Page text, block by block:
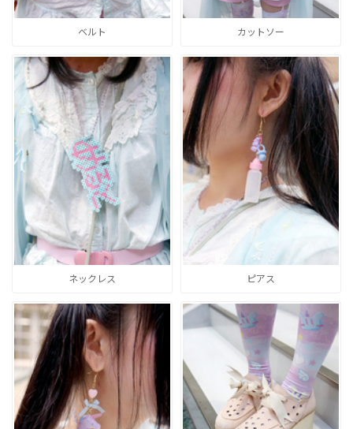
ベルト カットソー
ネックレス ピアス